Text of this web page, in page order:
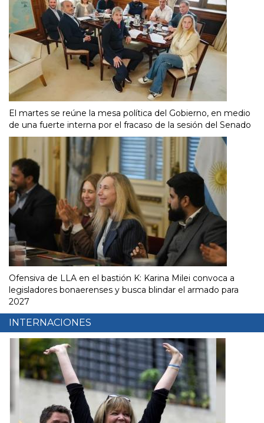
El martes se reúne la mesa política del Gobierno, en medio
de una fuerte interna por el fracaso de la sesión del Senado
Ofensiva de LLA en el bastión K: Karina Milei convoca a
legisladores bonaerenses y busca blindar el armado para
2027
INTERNACIONES